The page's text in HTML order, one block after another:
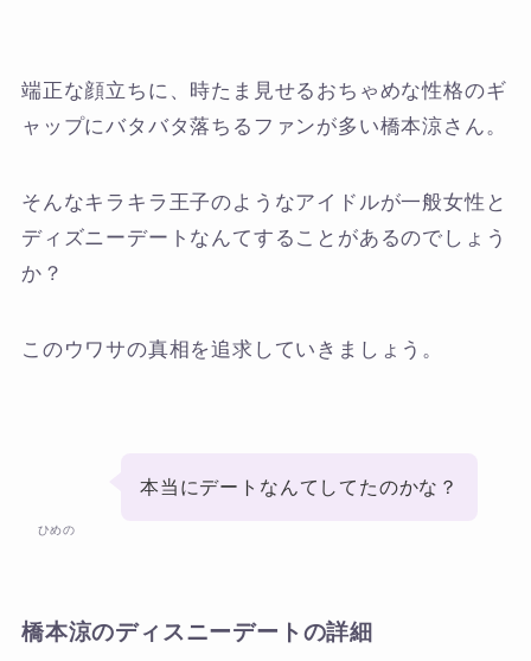
端正な顔立ちに、時たま見せるおちゃめな性格のギ
ャップにバタバタ落ちるファンが多い橋本涼さん。
そんなキラキラ王子のようなアイドルが一般女性と
ディズニーデートなんてすることがあるのでしょう
か？
このウワサの真相を追求していきましょう。
ひめの
本当にデートなんてしてたのかな？
橋本涼のディスニーデートの詳細